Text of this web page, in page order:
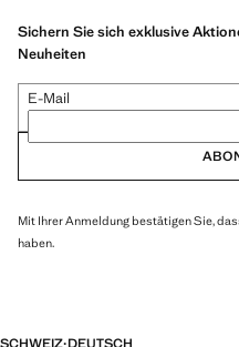
Sichern Sie sich exklusive
Neuheiten
E-Mail
Mit Ihrer Anmeldung bestätigen Sie,
haben.